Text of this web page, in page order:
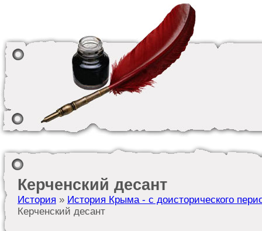
Керченский десант
История » История Крыма - с доисторического
Керченский десант